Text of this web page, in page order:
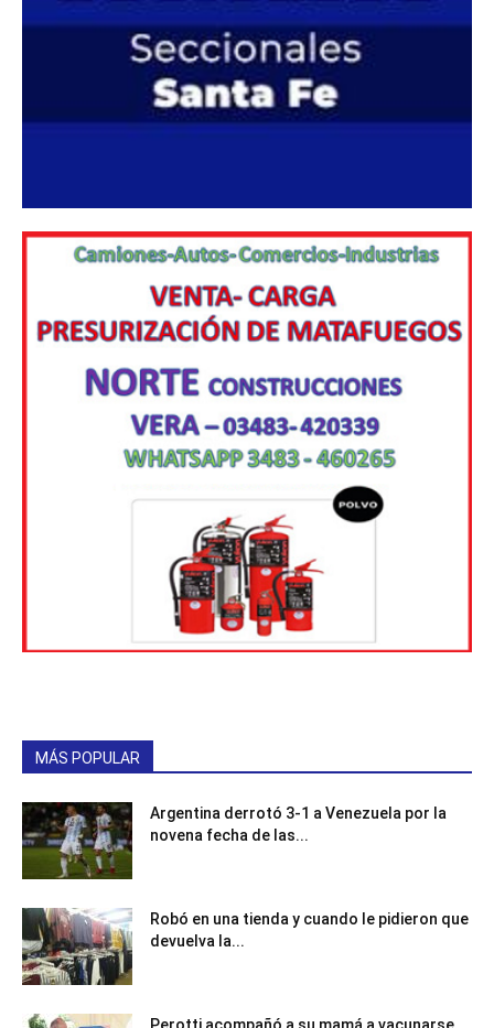
MÁS POPULAR
Argentina derrotó 3-1 a Venezuela por la
novena fecha de las...
Robó en una tienda y cuando le pidieron que
devuelva la...
Perotti acompañó a su mamá a vacunarse